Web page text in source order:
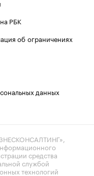
РБК
об ограничениях
данных
средства
службой
технологий